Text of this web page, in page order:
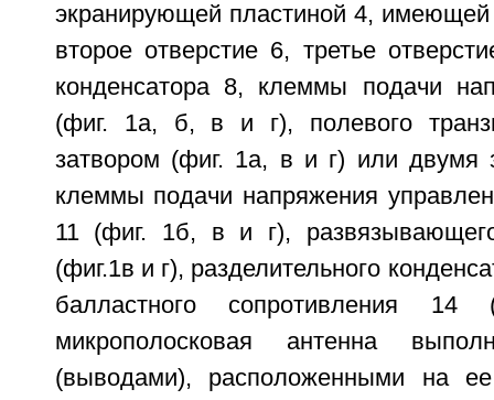
экранирующей пластиной 4, имеющей
второе отверстие 6, третье
конденсатора 8, клеммы подачи
(фиг. 1а, б, в и г), полевого
затвором (фиг. 1а, в и г) или двумя
клеммы подачи напряжения
11 (фиг. 1б, в и г),
(фиг.1в и г), разделительного
балластного сопротивления
микрополосковая антенна
(выводами), расположенными на